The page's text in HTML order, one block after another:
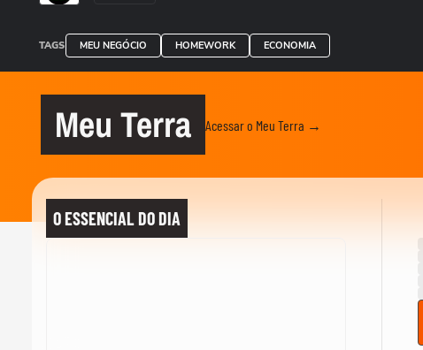
TAGS MEU NEGÓCIO HOMEWORK ECONOMIA
Meu Terra Acessar o Meu Terra →
O ESSENCIAL DO DIA